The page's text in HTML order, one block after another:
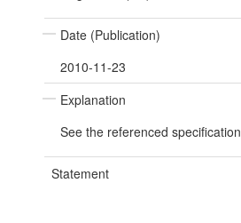
Date (Publication)
2010-11-23
Explanation
See the referenced specification
Statement